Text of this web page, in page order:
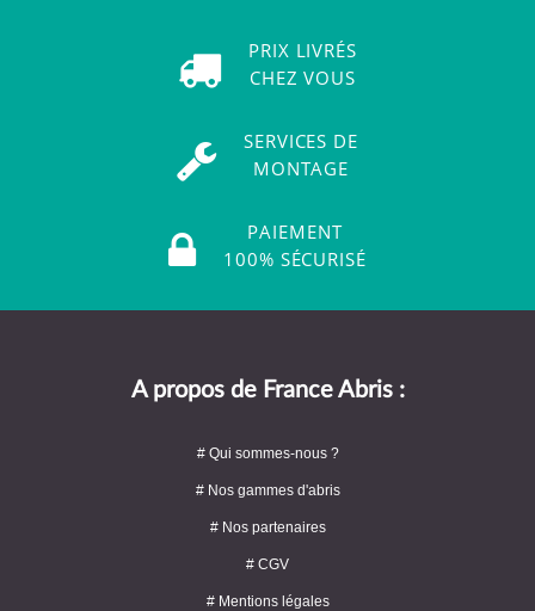
PRIX LIVRÉS
CHEZ VOUS
SERVICES DE
MONTAGE
PAIEMENT
100% SÉCURISÉ
A propos de France Abris :
# Qui sommes-nous ?
# Nos gammes d'abris
# Nos partenaires
# CGV
# Mentions légales